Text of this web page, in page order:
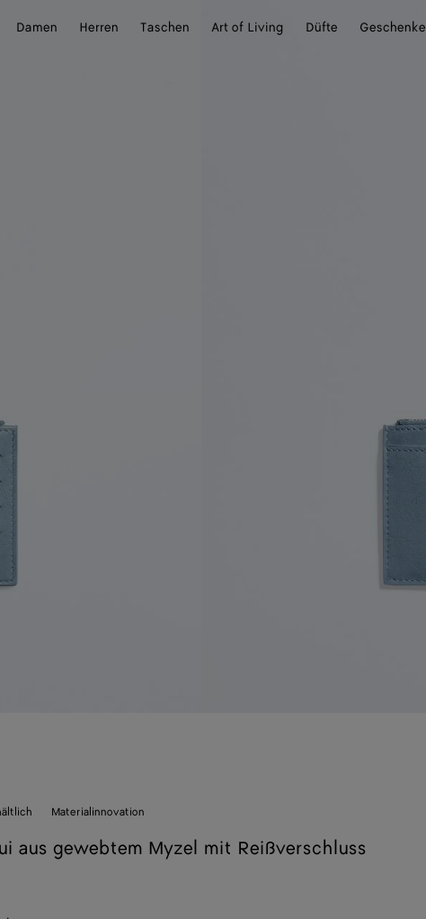
Damen Herren Taschen Art of Living Düfte Geschenke
Materialinnovation
aus gewebtem Myzel mit Reißverschluss